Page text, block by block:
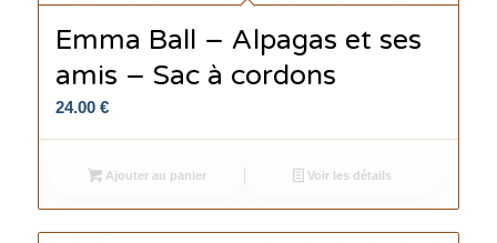
Emma Ball – Alpagas et ses
amis – Sac à cordons
24.00 €
Ajouter au panier Voir les détails